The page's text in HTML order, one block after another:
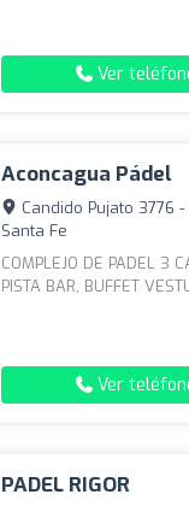
Ver
Aconcagua Pádel
Candido Pujato 3776
Santa Fe
COMPLEJO DE PADEL 3
PISTA BAR, BUFFET
Ver
PADEL RIGOR